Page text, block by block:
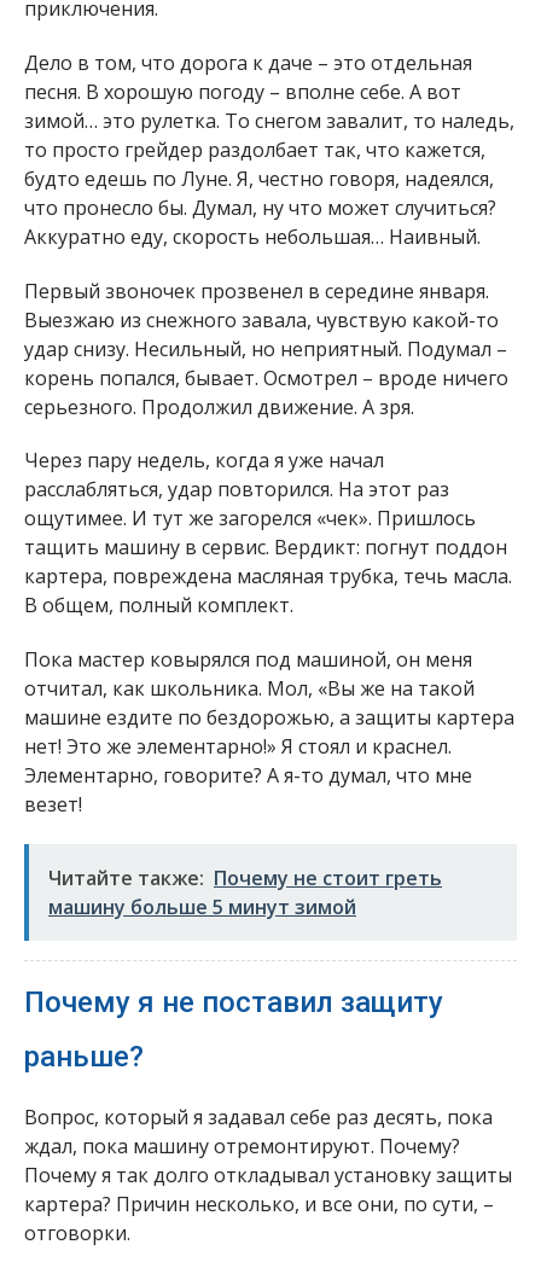
приключения.
Дело в том, что дорога к даче – это отдельная
песня. В хорошую погоду – вполне себе. А вот
зимой… это рулетка. То снегом завалит, то наледь,
то просто грейдер раздолбает так, что кажется,
будто едешь по Луне. Я, честно говоря, надеялся,
что пронесло бы. Думал, ну что может случиться?
Аккуратно еду, скорость небольшая… Наивный.
Первый звоночек прозвенел в середине января.
Выезжаю из снежного завала, чувствую какой-то
удар снизу. Несильный, но неприятный. Подумал –
корень попался, бывает. Осмотрел – вроде ничего
серьезного. Продолжил движение. А зря.
Через пару недель, когда я уже начал
расслабляться, удар повторился. На этот раз
ощутимее. И тут же загорелся «чек». Пришлось
тащить машину в сервис. Вердикт: погнут поддон
картера, повреждена масляная трубка, течь масла.
В общем, полный комплект.
Пока мастер ковырялся под машиной, он меня
отчитал, как школьника. Мол, «Вы же на такой
машине ездите по бездорожью, а защиты картера
нет! Это же элементарно!» Я стоял и краснел.
Элементарно, говорите? А я-то думал, что мне
везет!
Читайте также: Почему не стоит греть
машину больше 5 минут зимой
Почему я не поставил защиту
раньше?
Вопрос, который я задавал себе раз десять, пока
ждал, пока машину отремонтируют. Почему?
Почему я так долго откладывал установку защиты
картера? Причин несколько, и все они, по сути, –
отговорки.